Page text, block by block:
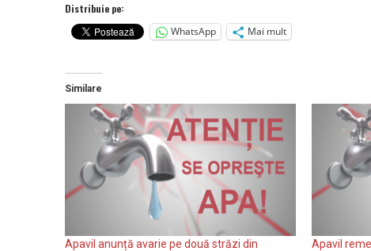
Distribuie pe:
WhatsApp
Mai mult
Similare
Apavil anunță avarie pe două străzi din
Apavil